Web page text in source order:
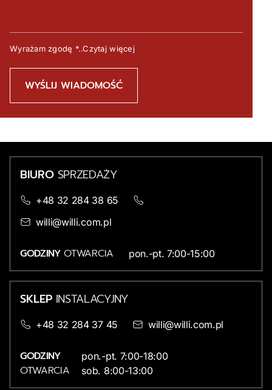
Wyrażam zgodę *..Czytaj więcej
BIUROSPRZEDAŻY
+48 32 284 38 65
willi@willi.com.pl
GODZINYOTWARCIA pon.-pt. 7:00-15:00
SKLEPINSTALACYJNY
+48 32 284 37 45 willi@willi.com.pl
GODZINY
OTWARCIA
pon.-pt. 7:00-18:00
sob. 8:00-13:00